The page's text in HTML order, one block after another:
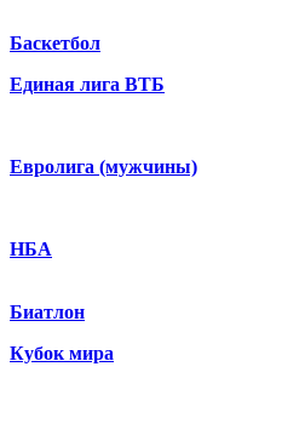
Баскетбол
Единая лига ВТБ
Евролига (мужчины)
НБА
Биатлон
Кубок мира